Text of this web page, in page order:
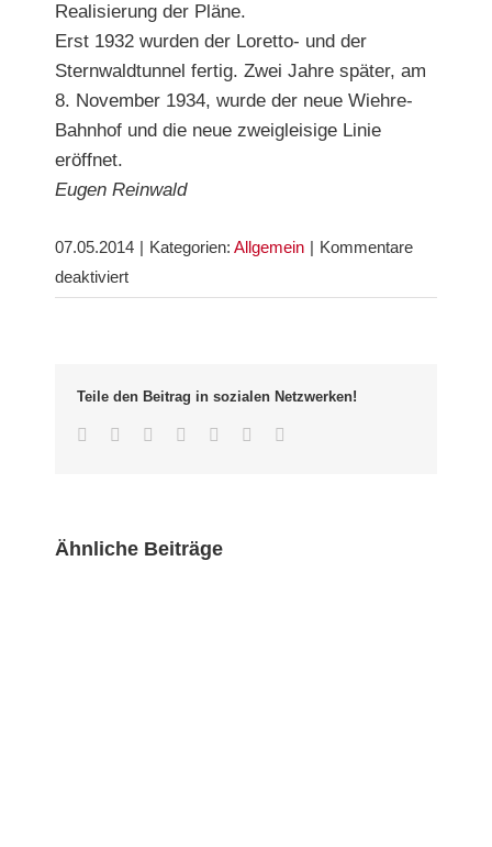
Realisierung der Pläne.
Erst 1932 wurden der Loretto- und der
Sternwaldtunnel fertig. Zwei Jahre später, am
8. November 1934, wurde der neue Wiehre-
Bahnhof und die neue zweigleisige Linie
eröffnet.
Eugen Reinwald
07.05.2014 | Kategorien: Allgemein | Kommentare
deaktiviertfür
Teile den Beitrag in sozialen Netzwerken!
Facebook
TwitterLinkedInWhatsappGoogle+Pinterest
Ähnliche Beiträge